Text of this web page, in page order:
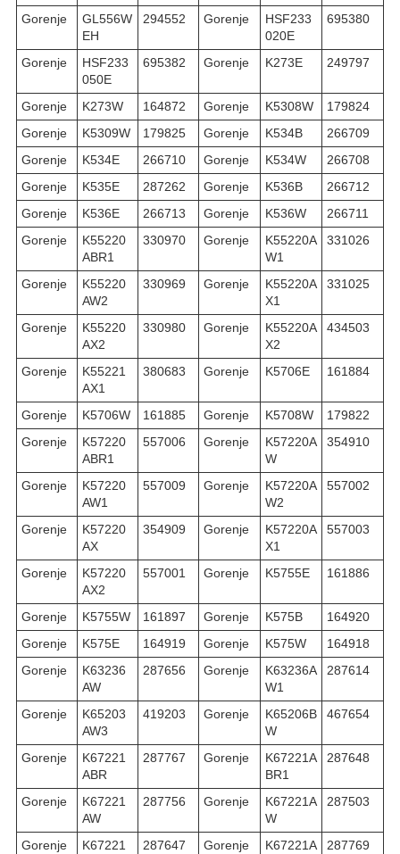
Gorenje
GL556W
EH
294552 Gorenje
HSF233
020E
695380
Gorenje
HSF233
050E
695382 Gorenje K273E 249797
Gorenje K273W 164872 Gorenje K5308W
179824
Gorenje
K5309W 179825 Gorenje K534B
266709
Gorenje
K534E 266710 Gorenje K534W
266708
Gorenje
K535E 287262 Gorenje K536B
266712
Gorenje
K536E 266713 Gorenje K536W
266711
Gorenje
K55220
ABR1
330970 Gorenje
K55220A
W1
331026
Gorenje
K55220
AW2
330969 Gorenje
K55220A
X1
331025
Gorenje
K55220
AX2
330980 Gorenje
K55220A
X2
434503
Gorenje
K55221
AX1
380683 Gorenje K5706E 161884
Gorenje K5706W 161885 Gorenje K5708W
179822
Gorenje
K57220
ABR1
557006 Gorenje
K57220A
W
354910
Gorenje
K57220
AW1
557009 Gorenje
K57220A
W2
557002
Gorenje
K57220
AX
354909 Gorenje
K57220A
X1
557003
Gorenje
K57220
AX2
557001 Gorenje K5755E 161886
Gorenje K5755W 161897 Gorenje K575B
164920
Gorenje
K575E 164919 Gorenje K575W
164918
Gorenje
K63236
AW
287656 Gorenje
K63236A
W1
287614
Gorenje
K65203
AW3
419203 Gorenje
K65206B
W
467654
Gorenje
K67221
ABR
287767 Gorenje
K67221A
BR1
287648
Gorenje
K67221
AW
287756 Gorenje
K67221A
W
287503
Gorenje
K67221
287647 Gorenje
K67221A
287769